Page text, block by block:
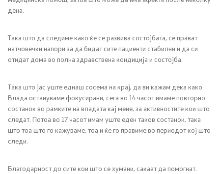
Отворена Влада
Отчетност
Финансии
Сервисни информации
дена.
Така што да следиме како ќе се развива состојбата, се прават
натчовечки напори за да бидат сите пациенти стабилни и да си
отидат дома во полна здравствена кондиција и состојба.
Така што јас уште еднаш сосема на крај, да ви кажам дека како
Влада остануваме фокусирани, сега во 14 часот имаме повторно
состанок во рамките на владата кај мене, за активностите кои што
следат. Потоа во 17 часот имам уште еден таков состанок, така
што тоа што го кажуваме, тоа и ќе го правиме во периодот кој што
следи.
Благодарност до сите кои што се хумани, сакаат да помогнат.